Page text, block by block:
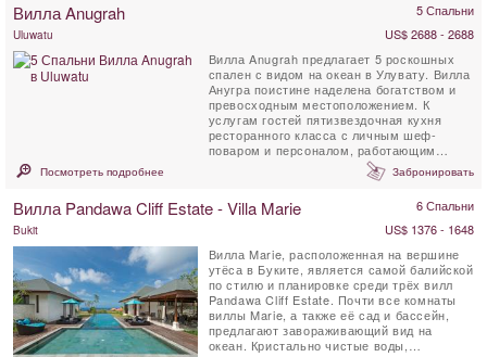
Вилла Anugrah 5 Спальни
Uluwatu
US$ 2688 - 2688
Вилла Anugrah предлагает 5 роскошных
спален с видом на океан в Улувату. Вилла
Анугра поистине наделена богатством и
превосходным местоположением. К
услугам гостей пятизвездочная кухня
ресторанного класса с личным шеф-
поваром и персоналом, работающим
Посмотреть подробнее Забронировать
Вилла Pandawa Cliff Estate - Villa Marie 6 Спальни
Bukit
US$ 1376 - 1648
Вилла Marie, расположенная на вершине
утёса в Буките, является самой балийской
по стилю и планировке среди трёх вилл
Pandawa Cliff Estate. Почти все комнаты
виллы Marie, а также её сад и бассейн,
предлагают завораживающий вид на
океан. Кристально чистые воды,